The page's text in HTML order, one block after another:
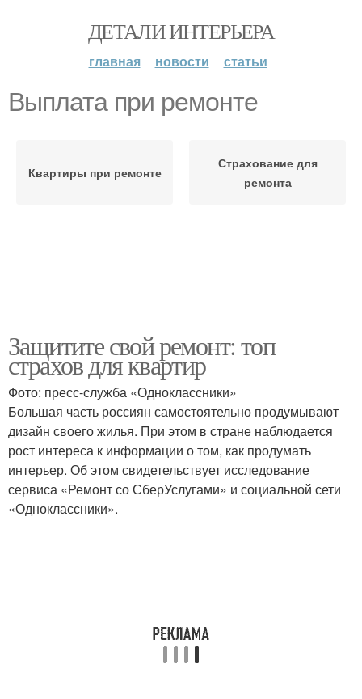
ДЕТАЛИ ИНТЕРЬЕРА
главная новости статьи
Выплата при ремонте
Квартиры при ремонте
Страхование для
ремонта
Защитите свой ремонт: топ
страхов для квартир
Фото: пресс-служба «Одноклассники»
Большая часть россиян самостоятельно продумывают
дизайн своего жилья. При этом в стране наблюдается
рост интереса к информации о том, как продумать
интерьер. Об этом свидетельствует исследование
сервиса «Ремонт со СберУслугами» и социальной сети
«Одноклассники».